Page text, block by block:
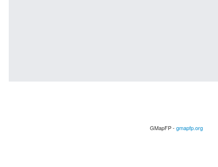
GMapFP - gmapfp.org